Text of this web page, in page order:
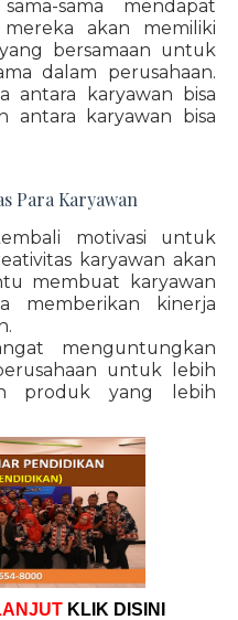
sama mendapat
akan memiliki
bersamaan untuk
dalam perusahaan.
antara karyawan bisa
karyawan bisa
Para Karyawan
motivasi untuk
karyawan akan
membuat karyawan
memberikan kinerja
menguntungkan
untuk lebih
produk yang lebih
KLIK DISINI